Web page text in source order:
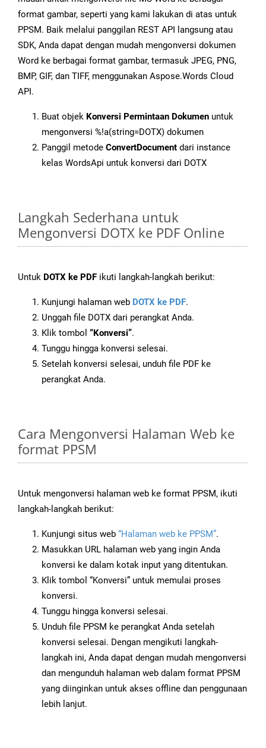
format gambar, seperti yang kami lakukan di atas untuk
PPSM. Baik melalui panggilan REST API langsung atau
SDK, Anda dapat dengan mudah mengonversi dokumen
Word ke berbagai format gambar, termasuk JPEG, PNG,
BMP, GIF, dan TIFF, menggunakan Aspose.Words Cloud
API.
Buat objek Konversi Permintaan Dokumen untuk
mengonversi %!a(string=DOTX) dokumen
Panggil metode ConvertDocument dari instance
kelas WordsApi untuk konversi dari DOTX
Langkah Sederhana untuk
Mengonversi DOTX ke PDF Online
Untuk DOTX ke PDF ikuti langkah-langkah berikut:
Kunjungi halaman web DOTX ke PDF.
Unggah file DOTX dari perangkat Anda.
Klik tombol “Konversi”.
Tunggu hingga konversi selesai.
Setelah konversi selesai, unduh file PDF ke
perangkat Anda.
Cara Mengonversi Halaman Web ke
format PPSM
Untuk mengonversi halaman web ke format PPSM, ikuti
langkah-langkah berikut:
Kunjungi situs web “Halaman web ke PPSM”.
Masukkan URL halaman web yang ingin Anda
konversi ke dalam kotak input yang ditentukan.
Klik tombol “Konversi” untuk memulai proses
konversi.
Tunggu hingga konversi selesai.
Unduh file PPSM ke perangkat Anda setelah
konversi selesai. Dengan mengikuti langkah-
langkah ini, Anda dapat dengan mudah mengonversi
dan mengunduh halaman web dalam format PPSM
yang diinginkan untuk akses offline dan penggunaan
lebih lanjut.